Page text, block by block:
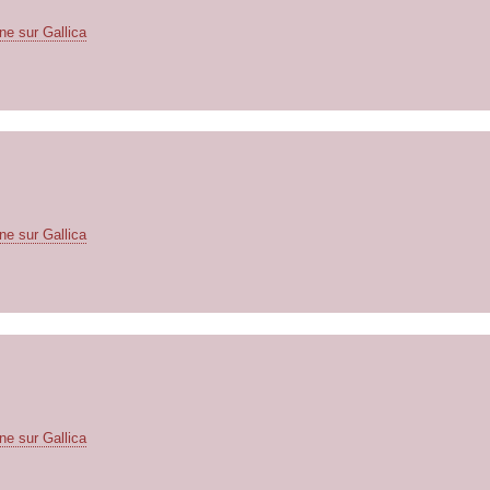
sur Gallica
sur Gallica
sur Gallica